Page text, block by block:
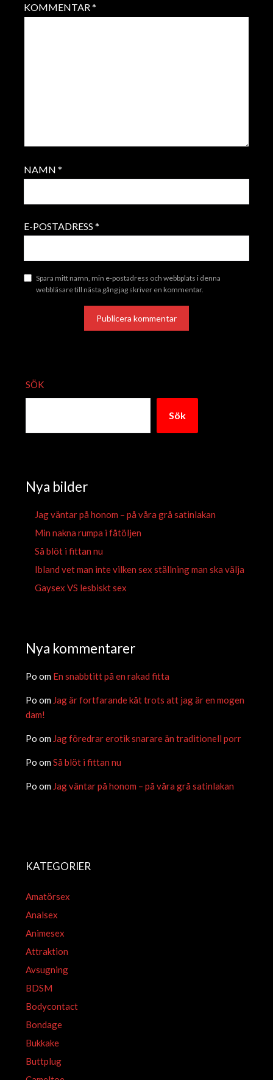
KOMMENTAR*
NAMN *
E-POSTADRESS *
Spara mitt namn, min e-postadress och webbplats i denna
webbläsare till nästa gång jag skriver en kommentar.
SÖK
Sök
Nya bilder
Jag väntar på honom – på våra grå satinlakan
Min nakna rumpa i fåtöljen
Så blöt i fittan nu
Ibland vet man inte vilken sex ställning man ska välja
Gaysex VS lesbiskt sex
Nya kommentarer
Po om En snabbtitt på en rakad fitta
Po om Jag är fortfarande kåt trots att jag är en mogen
dam!
Po om Jag föredrar erotik snarare än traditionell porr
Po omSå blöt i fittan nu
Po om Jag väntar på honom – på våra grå satinlakan
KATEGORIER
Amatörsex
Analsex
Animesex
Attraktion
Avsugning
BDSM
Bodycontact
Bondage
Bukkake
Buttplug